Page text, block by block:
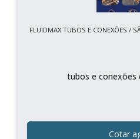
FLUIDMAX TUBOS E CONEXÕES /
tubos e conexões
Cotar